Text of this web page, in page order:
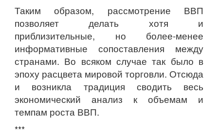
Таким образом, рассмотрение ВВП
позволяет делать хотя и
приблизительные, но более-менее
информативные сопоставления между
странами. Во всяком случае так было в
эпоху расцвета мировой торговли. Отсюда
и возникла традиция сводить весь
экономический анализ к объемам и
темпам роста ВВП.
***